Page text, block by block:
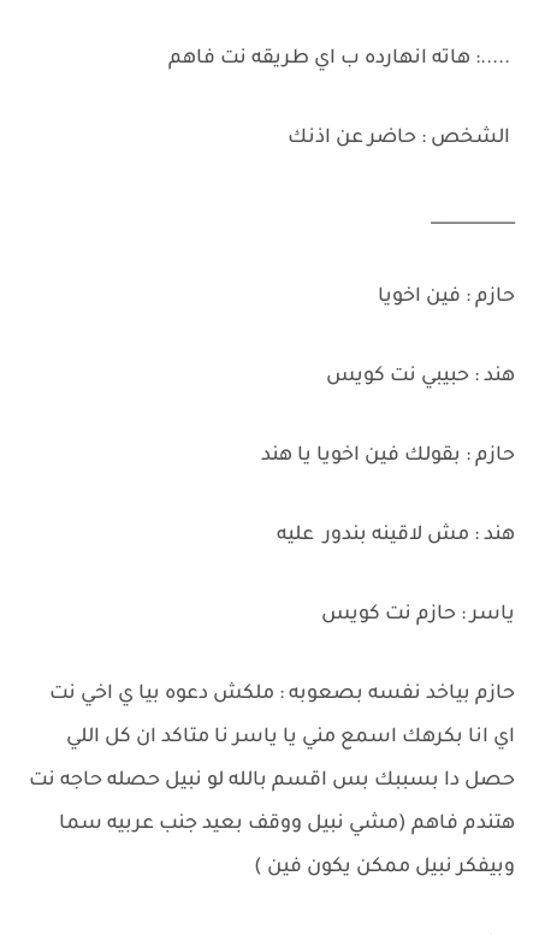
.....: هاته انهارده ب اي طريقه نت فاهم
الشخص : حاضر عن اذنك
__________
حازم : فين اخويا
هند : حبيبي نت كويس
حازم : بقولك فين اخويا يا هند
هند : مش لاقينه بندور عليه
ياسر : حازم نت كويس
حازم بياخد نفسه بصعوبه : ملكش دعوه بيا ي اخي نت
اي انا بكرهك اسمع مني يا ياسر نا متاكد ان كل اللي
حصل دا بسببك بس اقسم بالله لو نبيل حصله حاجه نت
هتندم فاهم (مشي نبيل ووقف بعيد جنب عربيه سما
وبيفكر نبيل ممكن يكون فين )